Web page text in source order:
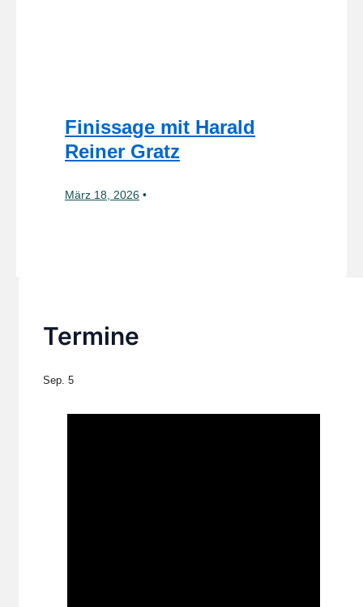
Finissage mit Harald
Reiner Gratz
März 18, 2026
Termine
Sep. 5